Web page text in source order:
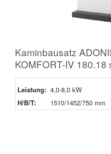
Kaminbausatz
KOMFORT-IV 180.18
Leistung: 4,0-8,0 kW
H/B/T:
1510/1452/750 mm